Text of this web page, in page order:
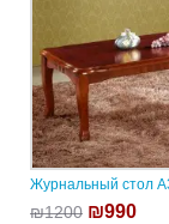
Журнальный стол
₪1200 ₪990